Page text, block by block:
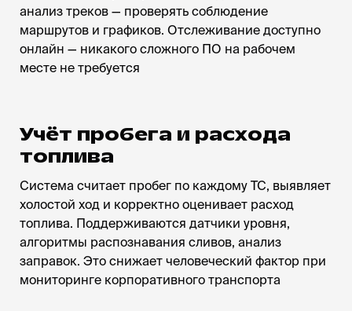
анализ треков — проверять соблюдение
маршрутов и графиков. Отслеживание доступно
онлайн — никакого сложного ПО на рабочем
месте не требуется
Учёт пробега и расхода
топлива
Система считает пробег по каждому ТС, выявляет
холостой ход и корректно оценивает расход
топлива. Поддерживаются датчики уровня,
алгоритмы распознавания сливов, анализ
заправок. Это снижает человеческий фактор при
мониторинге корпоративного транспорта